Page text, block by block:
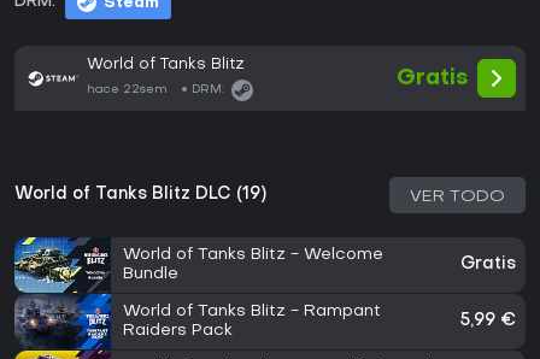
Steam
World of Tanks Blitz
hace 22sem DRM:
Gratis
World of Tanks Blitz DLC (19) VER TODO
World of Tanks Blitz - Welcome
Bundle
Gratis
World of Tanks Blitz - Rampant
Raiders Pack
5,99 €